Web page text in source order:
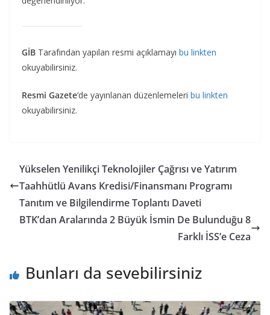
GİB Tarafından yapılan resmi açıklamayı bu linkten
okuyabilirsiniz.
Resmi Gazete‘de yayınlanan düzenlemeleri bu linkten
okuyabilirsiniz.
Yükselen Yenilikçi Teknolojiler Çağrısı ve Yatırım
Taahhütlü Avans Kredisi/Finansmanı Programı
Tanıtım ve Bilgilendirme Toplantı Daveti
BTK’dan Aralarında 2 Büyük İsmin De Bulunduğu 8
Farklı İSS’e Ceza
Bunları da sevebilirsiniz